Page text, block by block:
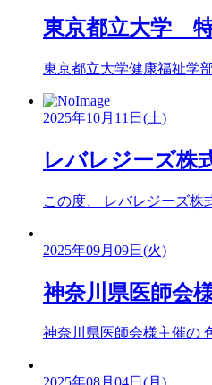
東京都立大学
東京都立大学健康福祉学
2025年10月11日(土)
レバレジーズ株
この度、 レバレジーズ株
2025年09月09日(火)
神奈川県医師会
神奈川県医師会様主催の